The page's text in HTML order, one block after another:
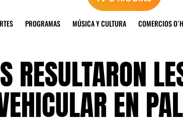
PROGRAMAS MÚSICA Y CULTURA COMERCIOS
RESULTARON
EN